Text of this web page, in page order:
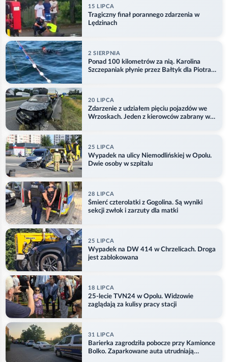
15 LIPCA
Tragiczny finał porannego zdarzenia w
Lędzinach
2 SIERPNIA
Ponad 100 kilometrów za nią. Karolina
Szczepaniak płynie przez Bałtyk dla Piotra.
20 LIPCA
Zdarzenie z udziałem pięciu pojazdów we
Wrzoskach. Jeden z kierowców zabrany w
25 LIPCA
Wypadek na ulicy Niemodlińskiej w Opolu.
Dwie osoby w szpitalu
28 LIPCA
Śmierć czterolatki z Gogolina. Są wyniki
sekcji zwłok i zarzuty dla matki
25 LIPCA
Wypadek na DW 414 w Chrzelicach. Droga
jest zablokowana
18 LIPCA
25-lecie TVN24 w Opolu. Widzowie
zaglądają za kulisy pracy stacji
31 LIPCA
Barierka zagrodziła pobocze przy Kamionce
Bolko. Zaparkowane auta utrudniają